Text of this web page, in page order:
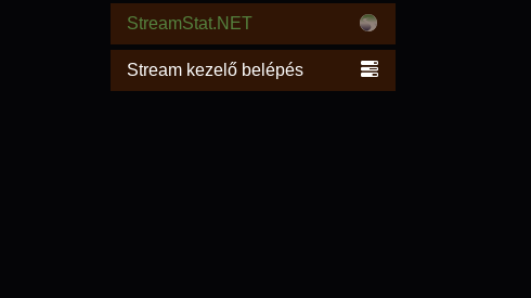
StreamStat.NET
Stream kezelő belépés